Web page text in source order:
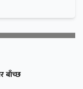
बाँच्छ